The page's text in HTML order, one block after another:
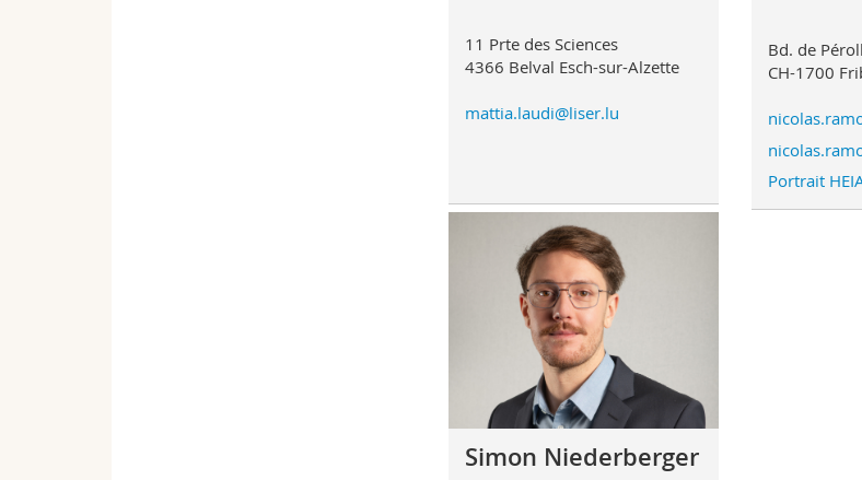
11 Prte des Sciences
4366 Belval Esch-sur-Alzette
mattia.laudi@liser.lu
Simon Niederberger
Bd. de
CH-1700
Portrait